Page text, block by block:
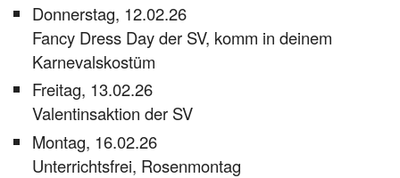
Donnerstag, 12.02.26
Fancy Dress Day der SV, komm in deinem
Karnevalskostüm
Freitag, 13.02.26
Valentinsaktion der SV
Montag, 16.02.26
Unterrichtsfrei, Rosenmontag